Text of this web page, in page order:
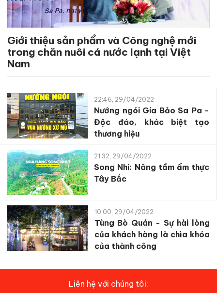
Giới thiệu sản phẩm và Công nghệ mới
trong chăn nuôi cá nước lạnh tại Việt
Nam
22:46, 29/04/2022
Nướng ngói Gia Bảo Sa Pa -
Độc đáo, khác biệt tạo
thương hiệu
21:32, 29/04/2022
Song Nhi: Nâng tầm ẩm thực
Tây Bắc
10:00, 29/04/2022
Tùng Bò Quán - Sự hài lòng
của khách hàng là chìa khóa
của thành công
Liên hệ với chúng tôi: